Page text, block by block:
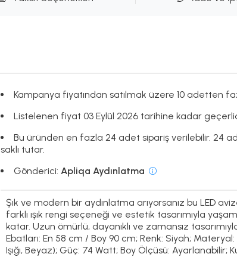
Kampanya fiyatından satılmak üzere 10 adetten
Listelenen fiyat 03 Eylül 2026 tarihine kadar
Bu üründen en fazla 24 adet sipariş verilebilir. 24
saklı tutar.
Gönderici: Apliqa Aydınlatma
Şık ve modern bir aydınlatma arıyorsanız bu LED
farklı ışık rengi seçeneği ve estetik tasarımıyla
katar. Uzun ömürlü, dayanıklı ve zamansız
Ebatları: En 58 cm / Boy 90 cm; Renk: Siyah;
Işığı, Beyaz); Güç: 74 Watt; Boy Ölçüsü: Ayarlanabilir;